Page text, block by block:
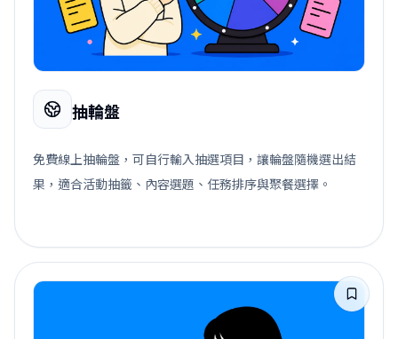
抽輪盤
免費線上抽輪盤，可自行輸入抽選項目，讓輪盤隨機選出結
果，適合活動抽籤、內容選題、任務排序與聚餐選擇。